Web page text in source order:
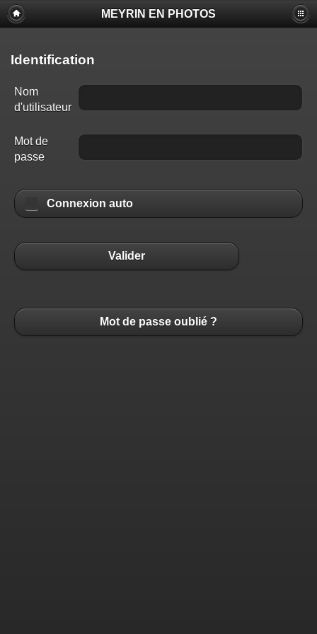
MEYRIN EN PHOTOS
Identification
Nom
d'utilisateur
Mot de
passe
Connexion auto
Valider
Mot de passe oublié ?